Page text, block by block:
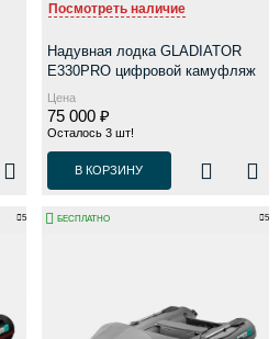
Посмотреть наличие
Надувная лодка GLADIATOR
E330PRO цифровой камуфляж
Цена
75 000 ₽
Осталось 3 шт!
В КОРЗИНУ
5 БЕСПЛАТНО 5